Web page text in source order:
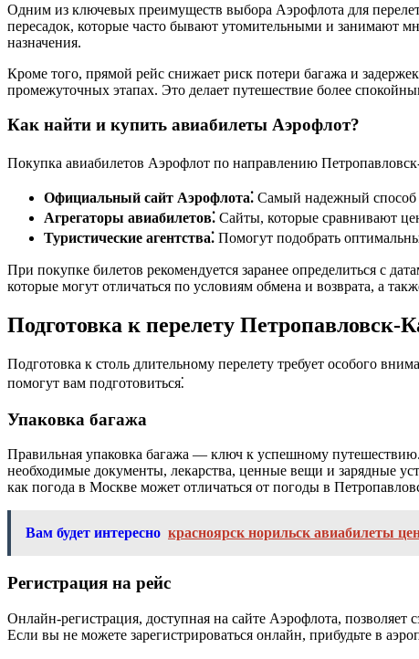
Одним из ключевых преимуществ выбора Аэрофлота для
пересадок, которые часто бывают утомительными и занимают
назначения.
Кроме того, прямой рейс снижает риск потери багажа и
промежуточных этапах. Это делает путешествие более
Как найти и купить авиабилеты Аэрофлот?
Покупка авиабилетов Аэрофлот по направлению
Официальный сайт Аэрофлота⁚ Самый надежный способ
Агрегаторы авиабилетов⁚ Сайты, которые сравнивают
Туристические агентства⁚ Помогут подобрать
При покупке билетов рекомендуется заранее определиться с
которые могут отличаться по условиям обмена и возврата, а
Подготовка к перелету
Подготовка к столь длительному перелету требует особого
помогут вам подготовиться⁚
Упаковка багажа
Правильная упаковка багажа — ключ к успешному
необходимые документы, лекарства, ценные вещи и зарядные
как погода в Москве может отличаться от погоды в
Вам будет интересно красноярск норильск авиабилеты
Регистрация на рейс
Онлайн-регистрация, доступная на сайте Аэрофлота, позволяет
Если вы не можете зарегистрироваться онлайн, прибудьте в